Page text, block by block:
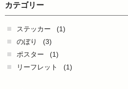
カテゴリー
ステッカー
(1)
のぼり
(3)
ポスター
(1)
リーフレット
(1)